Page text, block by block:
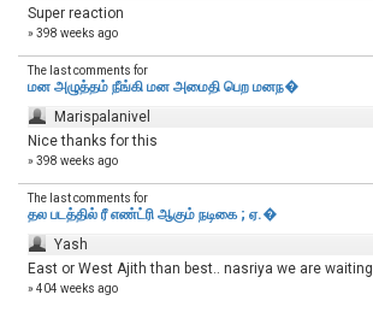
Super reaction
» 398 weeks ago
The last comments for
மன அழுத்தம் நீங்கி மன அமைதி பெற‌ மனந�
Marispalanivel
Nice thanks for this
» 398 weeks ago
The last comments for
தல படத்தில் ரீ எண்ட்ரி ஆகும் நடிகை ; ஏ.�
Yash
East or West Ajith than best.. nasriya we are waiting
» 404 weeks ago